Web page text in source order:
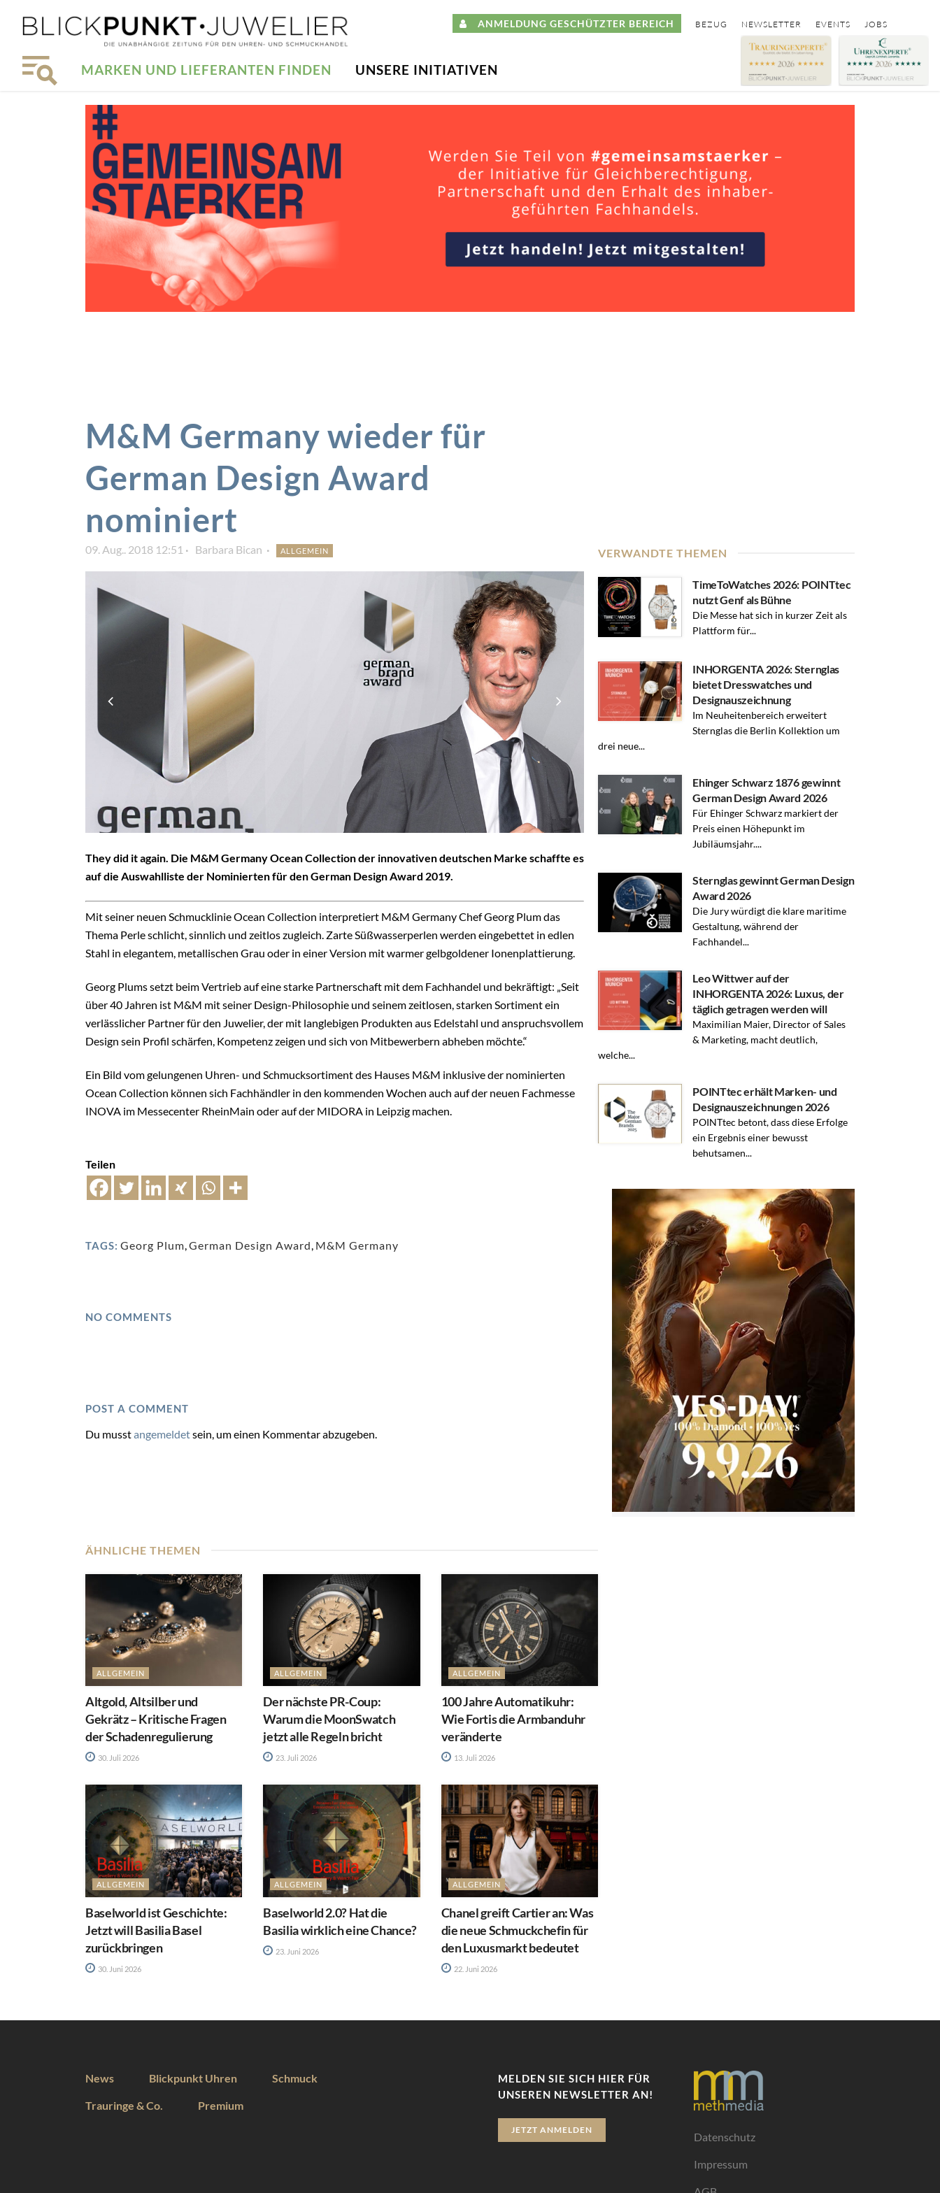
ANMELDUNG GESCHÜTZTER BEREICH BEZUG NEWSLETTER EVENTS JOBS
MARKEN UND LIEFERANTEN FINDEN UNSERE INITIATIVEN
M&M Germany wieder für
German Design Award
nominiert
09. Aug.. 2018 12:51 Barbara Bican ALLGEMEIN
They did it again. Die M&M Germany Ocean Collection der innovativen deutschen Marke schaffte es
auf die Auswahlliste der Nominierten für den German Design Award 2019.
Mit seiner neuen Schmucklinie Ocean Collection interpretiert M&M Germany Chef Georg Plum das
Thema Perle schlicht, sinnlich und zeitlos zugleich. Zarte Süßwasserperlen werden eingebettet in edlen
Stahl in elegantem, metallischen Grau oder in einer Version mit warmer gelbgoldener Ionenplattierung.
Georg Plums setzt beim Vertrieb auf eine starke Partnerschaft mit dem Fachhandel und bekräftigt: „Seit
über 40 Jahren ist M&M mit seiner Design-Philosophie und seinem zeitlosen, starken Sortiment ein
verlässlicher Partner für den Juwelier, der mit langlebigen Produkten aus Edelstahl und anspruchsvollem
Design sein Profil schärfen, Kompetenz zeigen und sich von Mitbewerbern abheben möchte.“
Ein Bild vom gelungenen Uhren- und Schmucksortiment des Hauses M&M inklusive der nominierten
Ocean Collection können sich Fachhändler in den kommenden Wochen auch auf der neuen Fachmesse
INOVA im Messecenter RheinMain oder auf der MIDORA in Leipzig machen.
Teilen
TAGS: Georg Plum,German Design Award, M&M Germany
NO COMMENTS
POST A COMMENT
Du musstangemeldetsein, um einen Kommentar abzugeben.
VERWANDTE THEMEN
TimeToWatches 2026: POINTtec
nutzt Genf als Bühne
Die Messe hat sich in kurzer Zeit als
Plattform für...
INHORGENTA 2026: Sternglas
bietet Dresswatches und
Designauszeichnung
Im Neuheitenbereich erweitert
Sternglas die Berlin Kollektion um
drei neue...
Ehinger Schwarz 1876 gewinnt
German Design Award 2026
Für Ehinger Schwarz markiert der
Preis einen Höhepunkt im
Jubiläumsjahr....
Sternglas gewinnt German Design
Award 2026
Die Jury würdigt die klare maritime
Gestaltung, während der
Fachhandel...
Leo Wittwer auf der
INHORGENTA 2026: Luxus, der
täglich getragen werden will
Maximilian Maier, Director of Sales
& Marketing, macht deutlich,
welche...
POINTtec erhält Marken- und
Designauszeichnungen 2026
POINTtec betont, dass diese Erfolge
ein Ergebnis einer bewusst
behutsamen...
ÄHNLICHE THEMEN
ALLGEMEIN
Altgold, Altsilber und
Gekrätz – Kritische Fragen
der Schadenregulierung
30. Juli 2026
ALLGEMEIN
Der nächste PR-Coup:
Warum die MoonSwatch
jetzt alle Regeln bricht
23. Juli 2026
ALLGEMEIN
100 Jahre Automatikuhr:
Wie Fortis die Armbanduhr
veränderte
13. Juli 2026
ALLGEMEIN
Baselworld ist Geschichte:
Jetzt will Basilia Basel
zurückbringen
30. Juni 2026
ALLGEMEIN
Baselworld 2.0? Hat die
Basilia wirklich eine Chance?
23. Juni 2026
ALLGEMEIN
Chanel greift Cartier an: Was
die neue Schmuckchefin für
den Luxusmarkt bedeutet
22. Juni 2026
News Blickpunkt Uhren Schmuck
Trauringe & Co. Premium
MELDEN SIE SICH HIER FÜR
UNSEREN NEWSLETTER AN!
JETZT ANMELDEN
Datenschutz
Impressum